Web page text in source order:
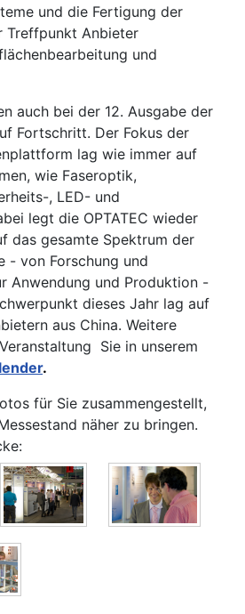
und die Fertigung der
Treffpunkt Anbieter
und
auch bei der 12. Ausgabe der
Fortschritt. Der Fokus der
lag wie immer auf
wie Faseroptik,
, LED- und
legt die OPTATEC wieder
das gesamte Spektrum der
- von Forschung und
Anwendung und Produktion -
dieses Jahr lag auf
aus China. Weitere
Sie in unserem
.
für Sie zusammengestellt,
näher zu bringen.